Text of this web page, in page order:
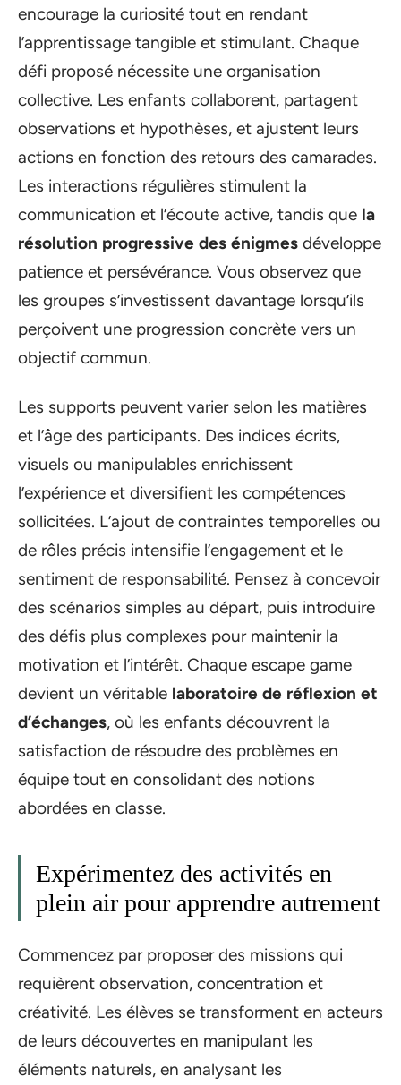
encourage la curiosité tout en rendant
l’apprentissage tangible et stimulant. Chaque
défi proposé nécessite une organisation
collective. Les enfants collaborent, partagent
observations et hypothèses, et ajustent leurs
actions en fonction des retours des camarades.
Les interactions régulières stimulent la
communication et l’écoute active, tandis que la
résolution progressive des énigmes développe
patience et persévérance. Vous observez que
les groupes s’investissent davantage lorsqu’ils
perçoivent une progression concrète vers un
objectif commun.
Les supports peuvent varier selon les matières
et l’âge des participants. Des indices écrits,
visuels ou manipulables enrichissent
l’expérience et diversifient les compétences
sollicitées. L’ajout de contraintes temporelles ou
de rôles précis intensifie l’engagement et le
sentiment de responsabilité. Pensez à concevoir
des scénarios simples au départ, puis introduire
des défis plus complexes pour maintenir la
motivation et l’intérêt. Chaque escape game
devient un véritable laboratoire de réflexion et
d’échanges, où les enfants découvrent la
satisfaction de résoudre des problèmes en
équipe tout en consolidant des notions
abordées en classe.
Expérimentez des activités en
plein air pour apprendre autrement
Commencez par proposer des missions qui
requièrent observation, concentration et
créativité. Les élèves se transforment en acteurs
de leurs découvertes en manipulant les
éléments naturels, en analysant les